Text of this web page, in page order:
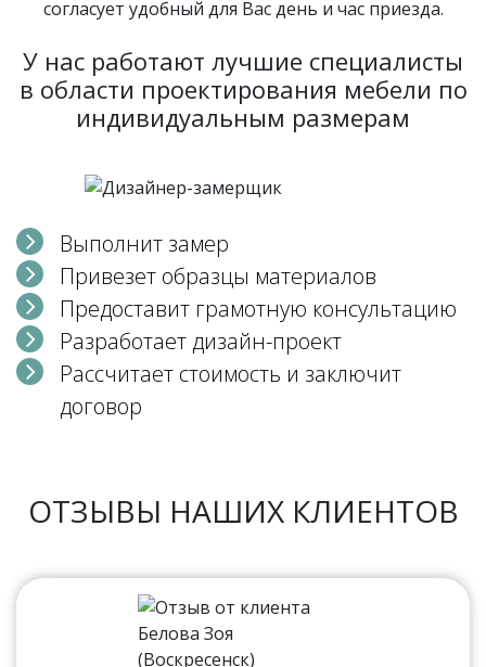
согласует удобный для Вас день и час приезда.
У нас работают лучшие специалисты
в области проектирования мебели по
индивидуальным размерам
Выполнит замер
Привезет образцы материалов
Предоставит грамотную консультацию
Разработает дизайн-проект
Рассчитает стоимость и заключит
договор
ОТЗЫВЫ НАШИХ КЛИЕНТОВ